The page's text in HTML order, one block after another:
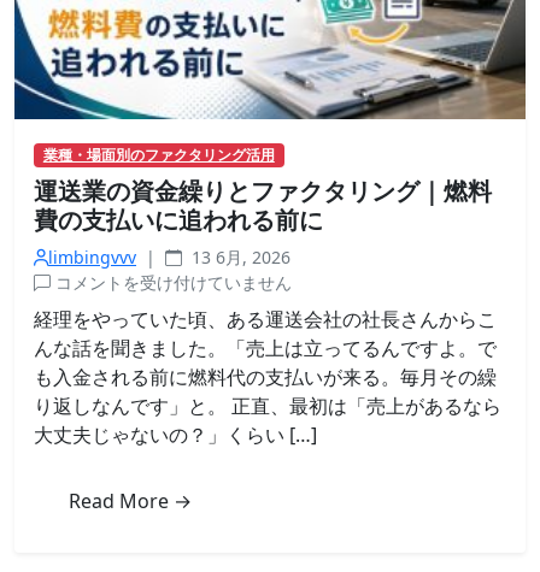
業種・場面別のファクタリング活用
運送業の資金繰りとファクタリング｜燃料
費の支払いに追われる前に
limbingvvv |
13 6月, 2026
運
送
業
の
資
金
繰
フ
コメントを受け付けていません
経理をやっていた頃、ある運送会社の社長さんからこ
んな話を聞きました。「売上は立ってるんですよ。で
も入金される前に燃料代の支払いが来る。毎月その繰
り返しなんです」と。 正直、最初は「売上があるなら
大丈夫じゃないの？」くらい […]
Read More →